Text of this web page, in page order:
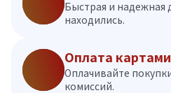
Быстрая и надежная
находились.
Оплата картами
Оплачивайте
комиссий.